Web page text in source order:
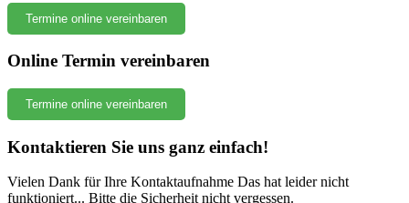
Termine online vereinbaren
Online Termin vereinbaren
Termine online vereinbaren
Kontaktieren Sie uns ganz einfach!
Vielen Dank für Ihre Kontaktaufnahme Das hat leider nicht
funktioniert... Bitte die Sicherheit nicht vergessen.